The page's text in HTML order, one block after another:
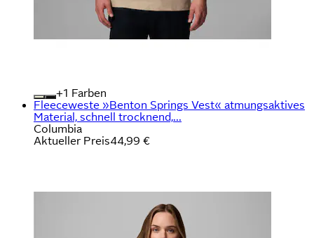
+
Farben
Fleeceweste »Benton Springs Vest« atmungsaktives
Material, schnell trocknend,...
Columbia
Aktueller Preis44,99 €